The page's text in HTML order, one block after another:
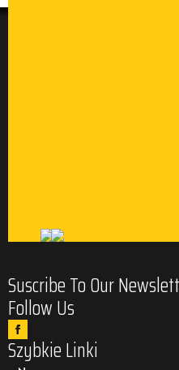
Follow Us
Szybkie Linki
o Nas